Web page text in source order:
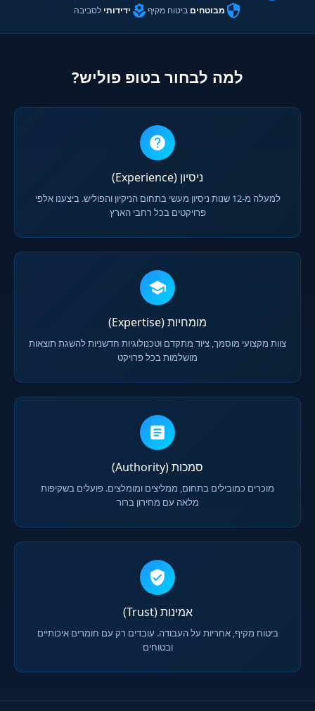
מבוטחים ביטוח מקיף ידידותי לסביבה
למה לבחור בטופ פוליש?
ניסיון (Experience)
למעלה מ-12 שנות ניסיון מעשי בתחום הניקיון והפוליש. ביצענו אלפי
פרויקטים בכל רחבי הארץ
מומחיות (Expertise)
צוות מקצועי מוסמך, ציוד מתקדם וטכנולוגיות חדשניות להשגת תוצאות
מושלמות בכל פרויקט
סמכות (Authority)
מוכרים כמובילים בתחום, ממליצים ומומלצים. פועלים בשקיפות
מלאה עם מחירון ברור
אמינות (Trust)
ביטוח מקיף, אחריות על העבודה. עובדים רק עם חומרים איכותיים
ובטוחים